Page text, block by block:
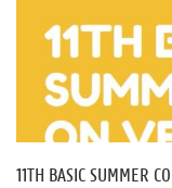
11TH BASIC SUMMER